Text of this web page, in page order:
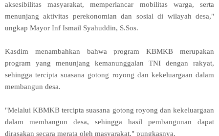
aksesibilitas masyarakat, memperlancar mobilitas warga, serta
menunjang aktivitas perekonomian dan sosial di wilayah desa,"
ungkap Mayor Inf Ismail Syahuddin, S.Sos.
Kasdim menambahkan bahwa program KBMKB merupakan
program yang menunjang kemanunggalan TNI dengan rakyat,
sehingga tercipta suasana gotong royong dan kekeluargaan dalam
membangun desa.
"Melalui KBMKB tercipta suasana gotong royong dan kekeluargaan
dalam membangun desa, sehingga hasil pembangunan dapat
dirasakan secara merata oleh masyarakat," pungkasnya.